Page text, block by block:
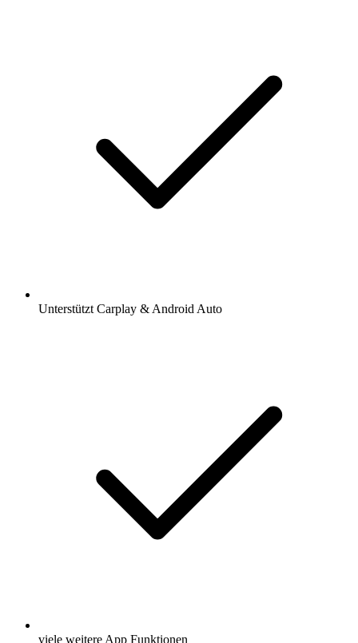
Unterstützt Carplay & Android Auto
viele weitere App Funktionen